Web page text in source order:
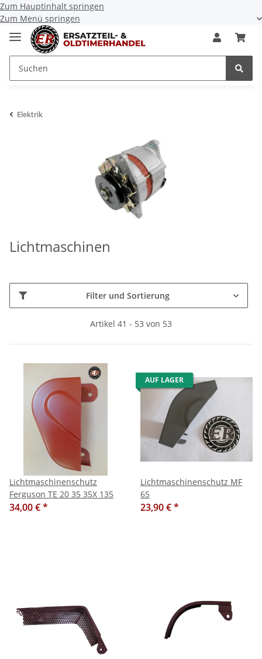
Zum Hauptinhalt springen
Zum Menü springen
Elektrik
Lichtmaschinen
Filter und Sortierung
Artikel 41 - 53 von 53
Lichtmaschinenschutz
Ferguson TE 20 35 35X 135
34,00 €*
AUF LAGER
Lichtmaschinenschutz MF
65
23,90 €*